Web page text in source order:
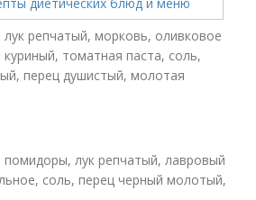
репчатый, морковь, оливковое
томатная паста, соль,
перец душистый, молотая
помидоры, лук репчатый, лавровый
соль, перец черный молотый,